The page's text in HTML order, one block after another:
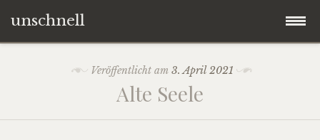
unschnell
Veröffentlicht am3. April 2021
Alte Seele